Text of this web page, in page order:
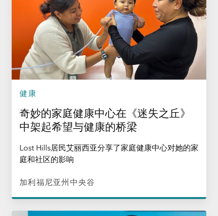
健康
奇妙的家庭健康中心在《迷失之丘》
中架起希望与健康的桥梁
Lost Hills居民艾丽西亚分享了家庭健康中心对她的家
庭和社区的影响
加利福尼亚州中央谷